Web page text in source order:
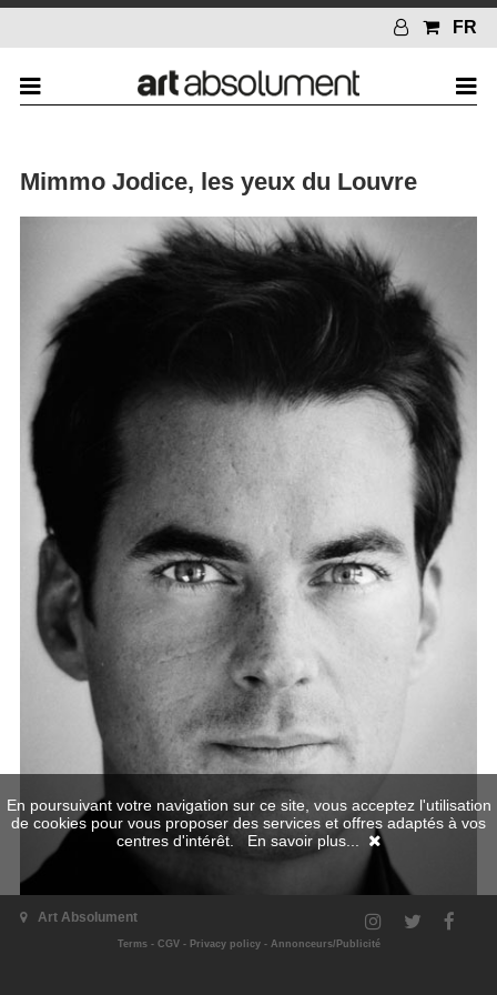
FR
Mimmo Jodice, les yeux du Louvre
Art Absolument
Terms- CGV- Privacy policy- Annonceurs/Publicité
En poursuivant votre navigation sur ce site, vous acceptez l'utilisation
de cookies pour vous proposer des services et offres adaptés à vos
centres d'intérêt. En savoir plus...